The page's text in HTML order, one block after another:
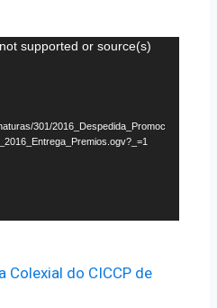
supported or source(s)
301/2016_Despedida_Promoc
Colexial do CICCP de